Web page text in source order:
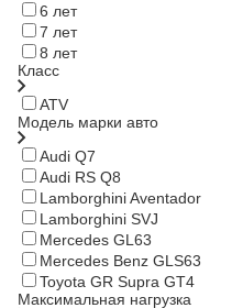
6 лет
7 лет
8 лет
Класс
ATV
Модель марки авто
Audi Q7
Audi RS Q8
Lamborghini Aventador
Lamborghini SVJ
Mercedes GL63
Mercedes Benz GLS63
Toyota GR Supra GT4
Максимальная нагрузка